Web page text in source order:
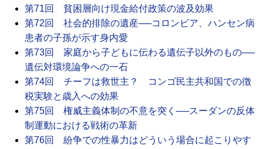
第71回 貧困層向け現金給付政策の波及効果
第72回 社会的排除の遺産──コロンビア、ハンセン病
患者の子孫が示す身内愛
第73回 家庭から子どもに伝わる遺伝子以外のもの──
遺伝対環境論争への一石
第74回 チーフは救世主？ コンゴ民主共和国での徴
税実験と歳入への効果
第75回 権威主義体制の不意を突く──スーダンの反体
制運動における戦術の革新
第76回 紛争での性暴力はどういう場合に起こりやす